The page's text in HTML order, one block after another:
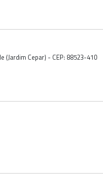
(Jardim Cepar) - CEP: 88523-410